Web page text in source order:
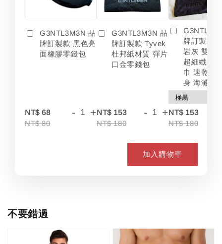
G3NTL3M3N 品
牌訂製款 黑色亮
面橡膠零錢包
NT$ 68
NT$ 80
- +
G3NTL3M3N 品
牌訂製款 Tyvek
杜邦紙材質 彈片
口金零錢包
NT$ 153
NT$ 180
- +
牌訂製款
岩灰 雙色
超細纖維
巾 速乾 吸
身 海灘
NT$ 153
NT$ 180
加入購物車
不要錯過